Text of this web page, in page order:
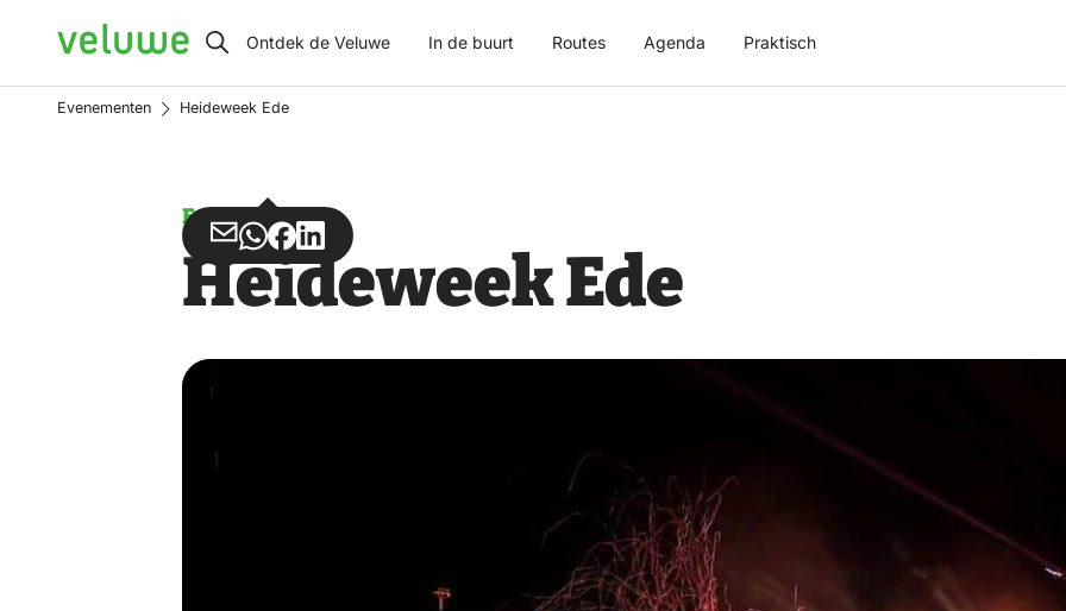
Veluwe Ontdek de Veluwe In de buurt Routes Agenda Praktisch
Evenementen Heideweek Ede
Evenement
Deel
via
Deel
via
Deel
op
Deel
op
Heideweek Ede